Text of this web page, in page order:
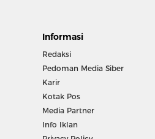
Informasi
Redaksi
Pedoman Media Siber
Karir
Kotak Pos
Media Partner
Info Iklan